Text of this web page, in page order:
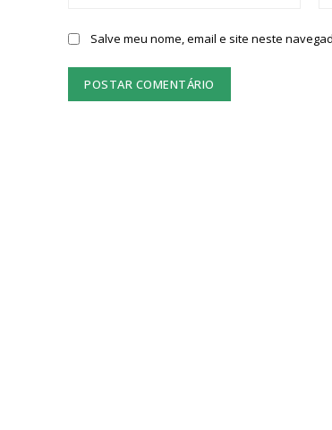
Salve meu nome, email e site neste